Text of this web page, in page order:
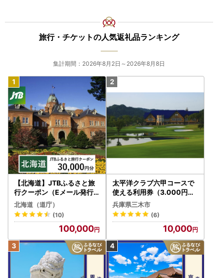
旅行・チケットの人気返礼品ランキング
集計期間：2026年8月2日～2026年8月8日
【北海道】JTBふるさと旅
行クーポン（Eメール発行
）30,000円分 旅行 トラベ
ル 宿泊 人気 おすすめ JTB
W030T
北海道（道庁）
(10)
100,000
太平洋クラブ六甲コースで
使える利用券（3.000円分
）
兵庫県三木市
(6)
10,000